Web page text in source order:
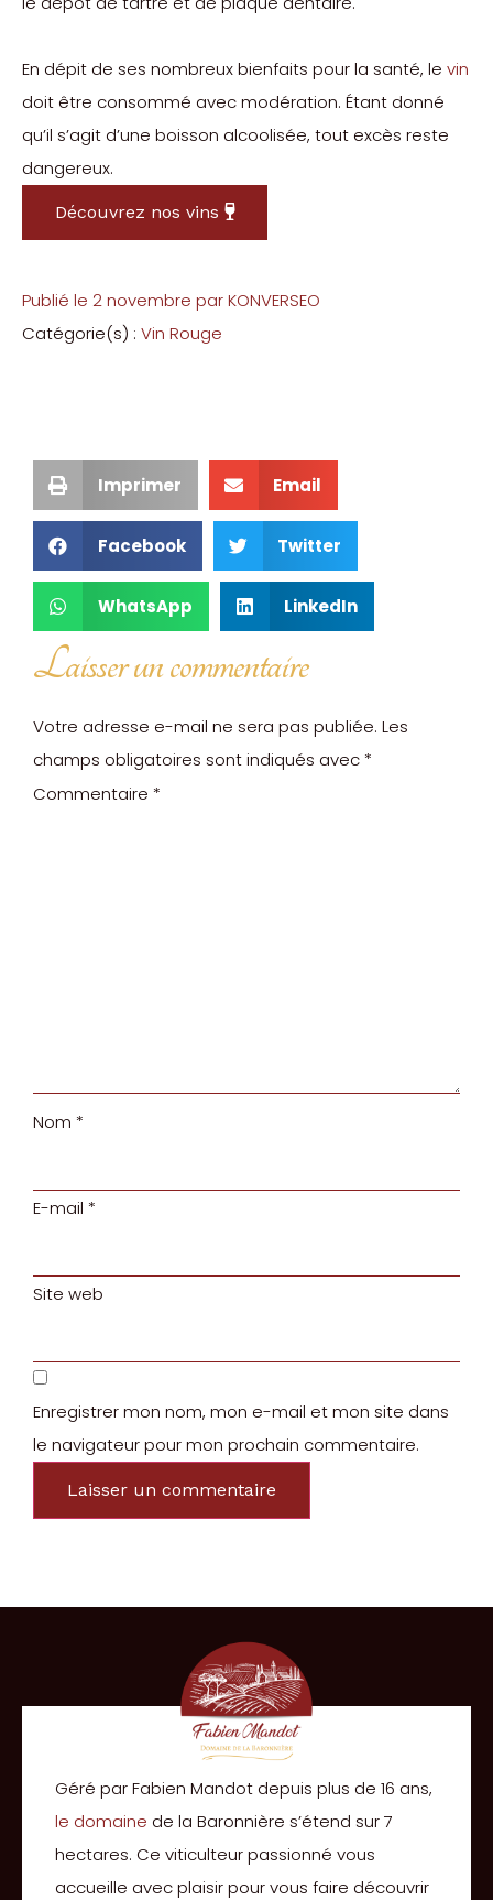
En dépit de ses nombreux bienfaits pour la santé, le vin
doit être consommé avec modération. Étant donné
qu’il s’agit d’une boisson alcoolisée, tout excès reste
dangereux.
Découvrez nos vins
Publié le 2 novembre parKONVERSEO
Catégorie(s) : Vin Rouge
Imprimer Email
Facebook Twitter
WhatsApp LinkedIn
Laisser un commentaire
Votre adresse e-mail ne sera pas publiée. Les
champs obligatoires sont indiqués avec *
Commentaire *
Nom *
E-mail *
Site web
Enregistrer mon nom, mon e-mail et mon site dans
le navigateur pour mon prochain commentaire.
Géré par Fabien Mandot depuis plus de 16 ans,
le domaine de la Baronnière s’étend sur 7
hectares. Ce viticulteur passionné vous
accueille avec plaisir pour vous faire découvrir